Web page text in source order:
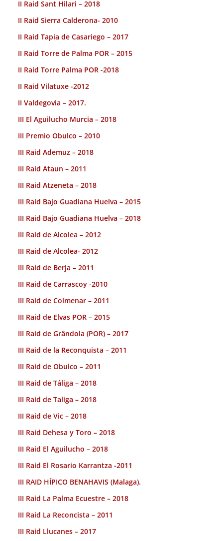
II Raid Sant Hilari – 2018
II Raid Sierra Calderona- 2010
II Raid Tapia de Casariego – 2017
II Raid Torre de Palma POR – 2015
II Raid Torre Palma POR -2018
II Raid Vilatuxe -2012
II Valdegovia – 2017.
III El Aguilucho Murcia – 2018
III Premio Obulco – 2010
III Raid Ademuz – 2018
III Raid Ataun – 2011
III Raid Atzeneta – 2018
III Raid Bajo Guadiana Huelva – 2015
III Raid Bajo Guadiana Huelva – 2018
III Raid de Alcolea – 2012
III Raid de Alcolea- 2012
III Raid de Berja – 2011
III Raid de Carrascoy -2010
III Raid de Colmenar – 2011
III Raid de Elvas POR – 2015
III Raid de Grândola (POR) – 2017
III Raid de la Reconquista – 2011
III Raid de Obulco – 2011
III Raid de Táliga – 2018
III Raid de Taliga – 2018
III Raid de Vic – 2018
III Raid Dehesa y Toro – 2018
III Raid El Aguilucho – 2018
III Raid El Rosario Karrantza -2011
III RAID HÍPICO BENAHAVIS (Malaga).
III Raid La Palma Ecuestre – 2018
III Raid La Reconcista – 2011
III Raid Llucanes – 2017